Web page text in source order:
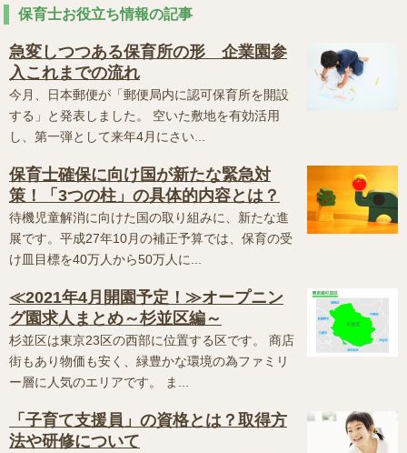
保育士お役立ち情報の記事
急変しつつある保育所の形 企業園参
入これまでの流れ
今月、日本郵便が「郵便局内に認可保育所を開設
する」と発表しました。 空いた敷地を有効活用
し、第一弾として来年4月にさい...
保育士確保に向け国が新たな緊急対
策！「3つの柱」の具体的内容とは？
待機児童解消に向けた国の取り組みに、新たな進
展です。平成27年10月の補正予算では、保育の受
け皿目標を40万人から50万人に...
≪2021年4月開園予定！≫オープニン
グ園求人まとめ～杉並区編～
杉並区は東京23区の西部に位置する区です。 商店
街もあり物価も安く、緑豊かな環境の為ファミリ
ー層に人気のエリアです。 ま...
「子育て支援員」の資格とは？取得方
法や研修について